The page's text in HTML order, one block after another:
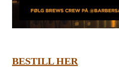
BESTILL HER